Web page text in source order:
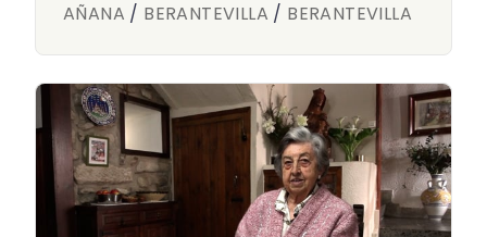
AÑANA / BERANTEVILLA / BERANTEVILLA